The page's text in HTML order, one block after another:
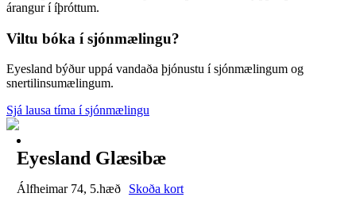
árangur í íþróttum.
Viltu bóka í sjónmælingu?
Eyesland býður uppá vandaða þjónustu í sjónmælingum og
snertilinsumælingum.
Sjá lausa tíma í sjónmælingu
Eyesland Glæsibæ
Álfheimar 74, 5.hæð
Skoða kort